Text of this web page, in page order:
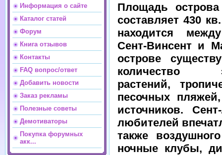
Информация о сайте
Каталог статей
Форум
Книга отзывов
Контакты
FAQ вопрос/ответ
Добавить новости
Заказ рекламы
Полезные советы
Демотиваторы
Покупка форумных
акк...
Площадь
составляет 430
находится
Сент-Винсент и
острове
количество
растений,
песочных
источников.
любителей
также
ночные клубы,